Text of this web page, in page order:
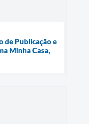
de Publicação e
Minha Casa,